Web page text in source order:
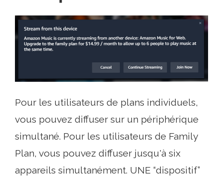
Pour les utilisateurs de plans individuels,
vous pouvez diffuser sur un périphérique
simultané. Pour les utilisateurs de Family
Plan, vous pouvez diffuser jusqu'à six
appareils simultanément. UNE “dispositif”